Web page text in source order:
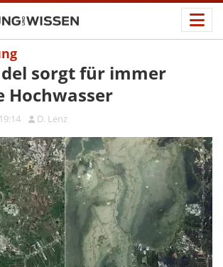
sorgt für immer
Hochwasser
D. Lenz